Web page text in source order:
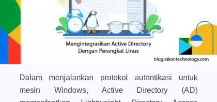
Dalam menjalankan protokol autentikasi untuk
mesin Windows, Active Directory (AD)